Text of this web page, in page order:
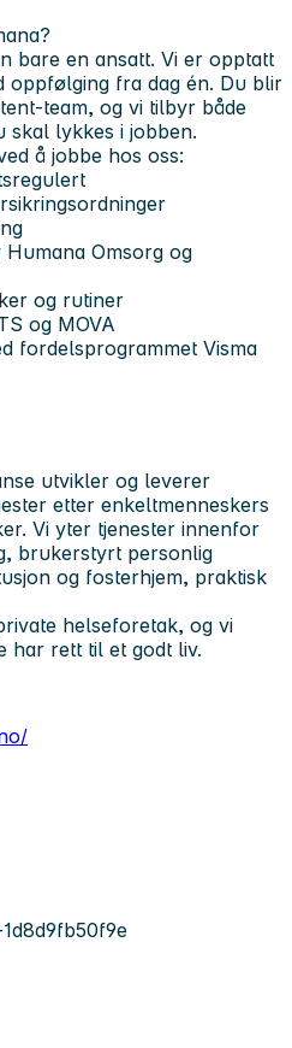
bare en ansatt. Vi er opptatt
oppfølging fra dag én. Du blir
team, og vi tilbyr både
skal lykkes i jobben.
å jobbe hos oss:
Omsorg og
og rutiner
og MOVA
fordelsprogrammet Visma
utvikler og leverer
etter enkeltmenneskers
Vi yter tjenester innenfor
brukerstyrt personlig
og fosterhjem, praktisk
helseforetak, og vi
har rett til et godt liv.